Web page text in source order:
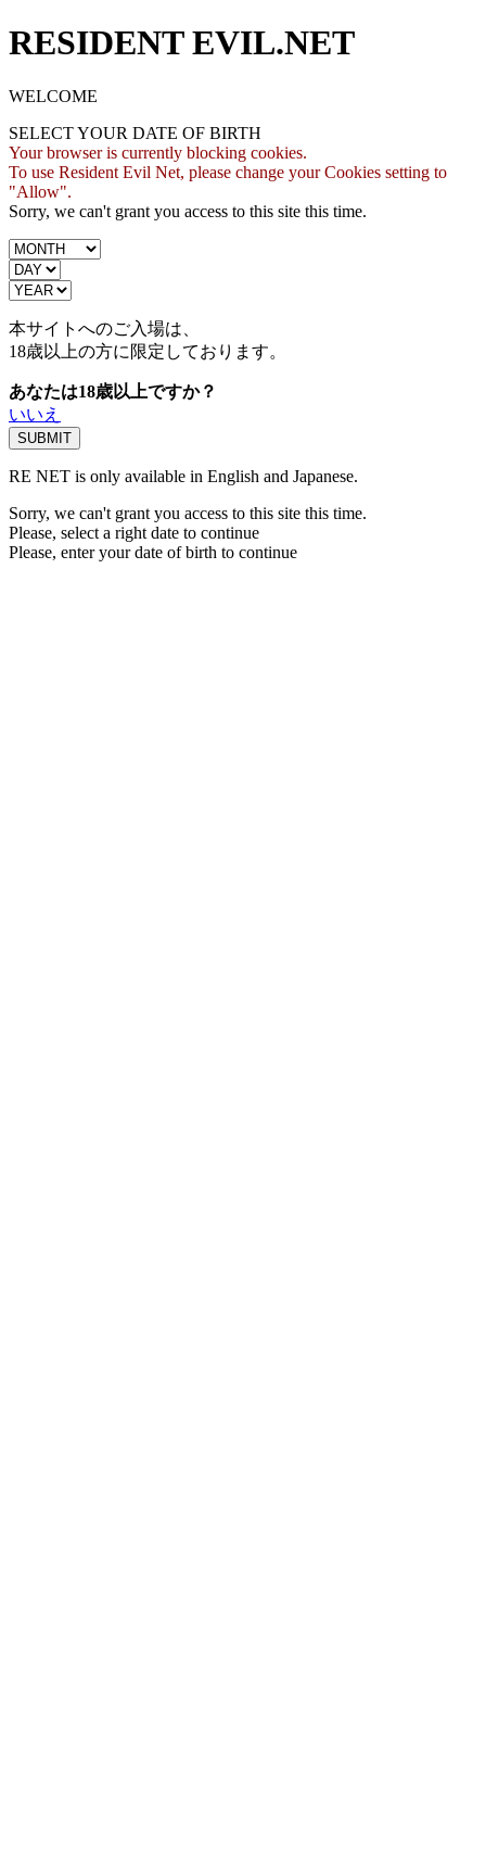
RESIDENT EVIL.NET
WELCOME
SELECT YOUR DATE OF BIRTH
Your browser is currently blocking cookies.
To use Resident Evil Net, please change your Cookies setting to
"Allow".
Sorry, we can't grant you access to this site this time.
本サイトへのご入場は、
18歳以上の方に限定しております。
あなたは18歳以上ですか？
いいえ
RE NET is only available in English and Japanese.
Sorry, we can't grant you access to this site this time.
Please, select a right date to continue
Please, enter your date of birth to continue